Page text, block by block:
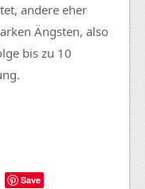
andere eher
Ängsten, also
bis zu 10
Save